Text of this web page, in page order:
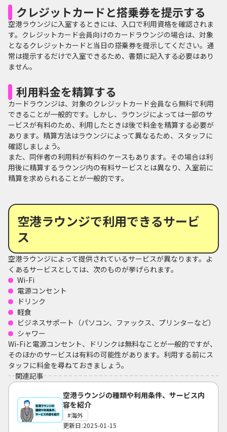
クレジットカードと搭乗券を提示する
空港ラウンジに入室するときには、入口で利用資格を確認されま
す。クレジットカード会員向けのカードラウンジの場合は、対象
となるクレジットカードと当日の搭乗券を提示してください。通
常は提示するだけで入室できるため、書類に記入する必要はあり
ません。
利用料金を精算する
カードラウンジは、対象のクレジットカード会員なら無料で利用
できることが一般的です。しかし、ラウンジによっては一部のサ
ービスが有料のため、利用したときは後で料金を精算する必要が
あります。精算方法はラウンジによって異なるため、スタッフに
確認しましょう。
また、同伴者の利用料が有料のケースもあります。その場合は利
用後に精算するラウンジ内の有料サービスとは異なり、入室前に
精算を求められることが一般的です。
空港ラウンジで利用できるサービ
ス
空港ラウンジによって提供されているサービスが異なります。よ
くあるサービスとしては、次のものが挙げられます。
Wi-Fi
電源コンセント
ドリンク
軽食
ビジネスサポート（パソコン、ファックス、プリンターなど）
シャワー
Wi-Fiと電源コンセント、ドリンクは無料なことが一般的ですが、
そのほかのサービスは有料の可能性があります。利用する前にス
タッフに料金を尋ねておきましょう。
関連記事
空港ラウンジの種類や利用条件、サービス内
容を紹介
海外
更新日:2025-01-15